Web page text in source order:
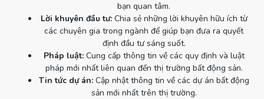
bạn quan tâm.
Lời khuyên đầu tư:Chia sẻ những lời khuyên hữu ích từ
các chuyên gia trong ngành để giúp bạn đưa ra quyết
định đầu tư sáng suốt.
Pháp luật:Cung cấp thông tin về các quy định và luật
pháp mới nhất liên quan đến thị trường bất động sản.
Tin tức dự án:Cập nhật thông tin về các dự án bất động
sản mới nhất trên thị trường.